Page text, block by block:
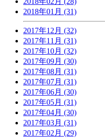
2018年01月 (31)
2017年12月 (32)
2017年11月 (31)
2017年10月 (32)
2017年09月 (30)
2017年08月 (31)
2017年07月 (31)
2017年06月 (30)
2017年05月 (31)
2017年04月 (30)
2017年03月 (31)
2017年02月 (29)